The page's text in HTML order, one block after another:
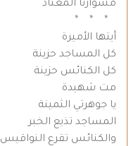
مشوارنا المعتاد
* * *
أيتها الأميرة
كل المساجد حزينة
كل الكنائس حزينة
مت شهيدة
يا جوهرتي الثمينة
المساجد تذيع الخبر
والكنائس تقرع النواقيس